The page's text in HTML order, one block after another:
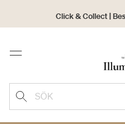
Click & Collect |
30
Menu
SÖK